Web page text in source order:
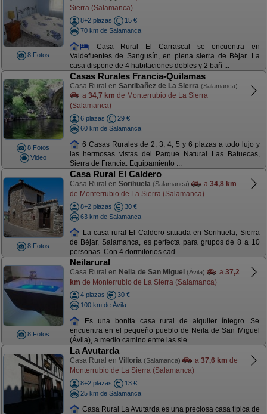
8 Fotos
Sierra (Salamanca)
8+2 plazas
15 €
70 km de Salamanca
Casa Rural El Carrascal se encuentra en
Valdefuentes de Sangusín, en plena sierra de Bëjar. La
casa dispone de 4 habitaciones dobles y 2 bañ ...
8 Fotos
Video
Casas Rurales Francia-Quilamas
Casa Rural en Santibañez de La Sierra (Salamanca)
a 34,7 km de Monterrubio de La Sierra
(Salamanca)
6 plazas
29 €
60 km de Salamanca
6 Casas Rurales de 2, 3, 4, 5 y 6 plazas a todo lujo y
las hermosas vistas del Parque Natural Las Batuecas,
Sierra de Francia. Equipamiento ...
8 Fotos
Casa Rural El Caldero
Casa Rural en Sorihuela (Salamanca) a 34,8 km
de Monterrubio de La Sierra (Salamanca)
8+2 plazas
30 €
63 km de Salamanca
La casa rural El Caldero situada en Sorihuela, Sierra
de Béjar, Salamanca, es perfecta para grupos de 8 a 10
personas. Con 4 dormitorios cad ...
8 Fotos
Neilarural
Casa Rural en Neila de San Miguel (Ávila) a 37,2
km de Monterrubio de La Sierra (Salamanca)
4 plazas
30 €
100 km de Ávila
Es una bonita casa rural de alquiler íntegro. Se
encuentra en el pequeño pueblo de Neila de San Miguel
(Ávila), a medio camino entre las sie ...
La Avutarda
Casa Rural en Villoria (Salamanca) a 37,6 km de
Monterrubio de La Sierra (Salamanca)
8+2 plazas
13 €
25 km de Salamanca
Casa Rural La Avutarda es una preciosa casa típica de